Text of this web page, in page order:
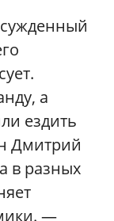
а
ездить
Дмитрий
в разных
—